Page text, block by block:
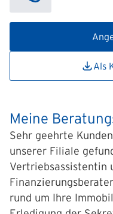
Als
Meine
Sehr geehrte
unserer Filiale
Vertriebsassistentin
rund um Ihre